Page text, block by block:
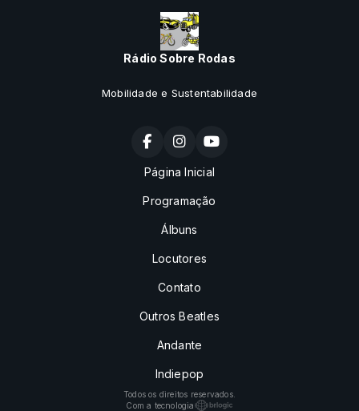
Rádio Sobre Rodas
Mobilidade e Sustentabilidade
Página Inicial
Programação
Álbuns
Locutores
Contato
Outros Beatles
Andante
Indiepop
Todos os direitos reservados.
Com a tecnologia